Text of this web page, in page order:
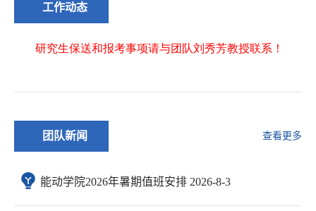
工作动态
团队新闻 查看更多
能动学院2026年暑期值班安排 2026-8-3